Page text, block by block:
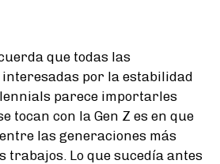
que todas las
por la estabilidad
parece importarles
tocan con la Gen Z es en que
las generaciones más
trabajos. Lo que sucedía antes